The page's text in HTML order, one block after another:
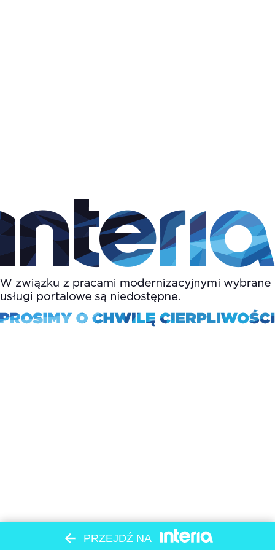
PRZEJDŹ NA